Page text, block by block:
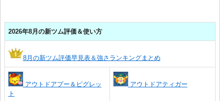
2026年8月の新ツム評価＆使い方
8月の新ツム評価早見表＆強さランキングまとめ
アウトドアプー＆ピグレッ
ト
アウトドアティガー